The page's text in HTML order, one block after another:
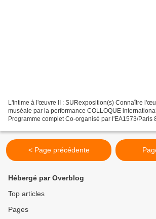
L'intime à l'œuvre II : SURexposition(s) Connaître
muséale par la performance COLLOQUE
Programme complet Co-organisé par l'EA1573/Paris
< Page précédente
Hébergé par Overblog
Top articles
Pages